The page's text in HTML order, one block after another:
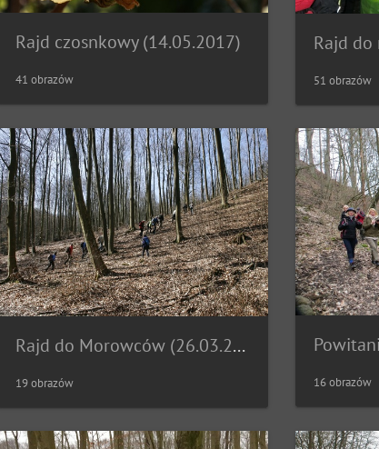
Rajd czosnkowy (14.05.2017)
41 obrazów 51 obrazów
Rajd do Morowców (26.03.2017)
19 obrazów 16 obrazów